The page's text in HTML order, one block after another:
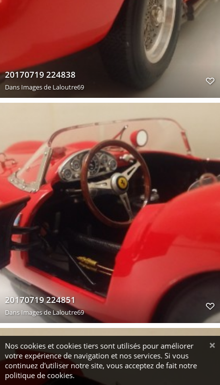
20170719 224838
Dans Images de Laloutre69
20170719 224851
DansImages de Laloutre69
Nos cookies et cookies tiers sont utilisés pour améliorer
votre expérience de navigation et nos services. Si vous
continuez d'utiliser notre site, vous acceptez de fait notre
politique de cookies.